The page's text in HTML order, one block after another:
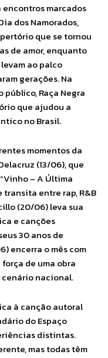
encontros marcados
dos Namorados,
que se tornou
de amor, enquanto
ao palco
gerações. Na
público, Raça Negra
que ajudou a
no Brasil.
momentos da
(13/06), que
– A Última
transita entre rap, R&B
(20/06) leva sua
e canções
30 anos de
encerra o mês com
de uma obra
nacional.
à canção autoral
do Espaço
distintas.
mas todas têm